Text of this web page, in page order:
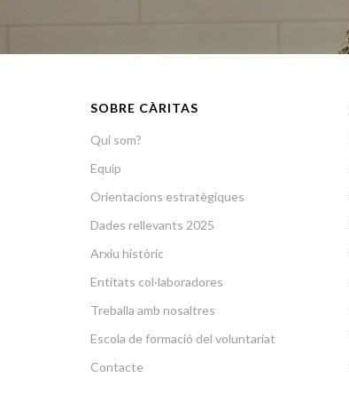
SOBRE CÀRITAS
Qui som?
Equip
Orientacions estratègiques
Dades rellevants 2025
Arxiu històric
Entitats col·laboradores
Treballa amb nosaltres
Escola de formació del voluntariat
Contacte